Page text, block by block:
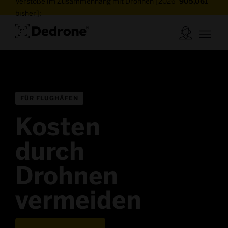
bisher]:
Kosten
durch
Drohnen
vermeiden